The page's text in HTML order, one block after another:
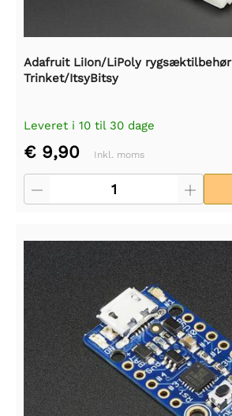
Adafruit LiIon/LiPoly
Trinket/ItsyBitsy
Leveret i 10 til 30 dage
€ 9,90 Inkl. moms